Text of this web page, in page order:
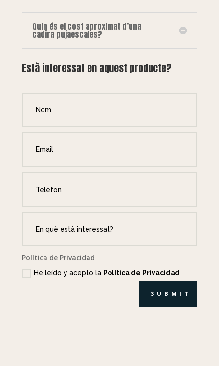
Quin és el cost aproximat d’una
cadira pujaescales?
Està interessat en aquest producte?
Política de Privacidad
He leído y acepto la Política de Privacidad
SUBMIT